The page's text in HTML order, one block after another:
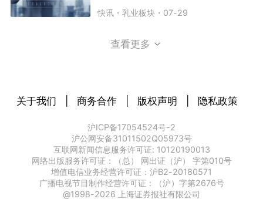
快讯 ・乳业板块 ・ 07-29
查看更多
关于我们 商务合作 版权声明 隐私政策
沪ICP备17054524号-2
沪公网安备31011502Q05973号
互联网新闻信息服务许可证: 10120190013
网络出版服务许可证：（总） 网出证（沪） 字第010号
增值电信业务经营许可证：沪B2-20180571
广播电视节目制作经营许可证：（沪）字第2676号
@1998-2026 上海证券报社有限公司